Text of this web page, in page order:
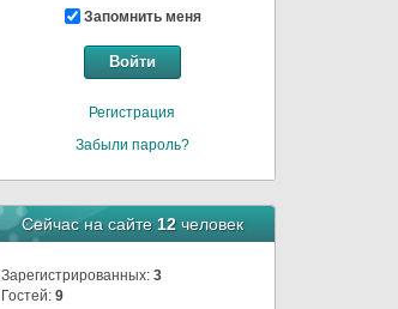
Запомнить меня
Войти
Регистрация
Забыли пароль?
Сейчас на сайте 12человек
Зарегистрированных: 3
Гостей: 9